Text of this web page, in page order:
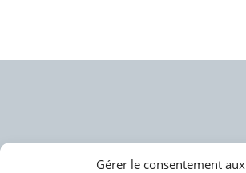
Gérer le consentement aux